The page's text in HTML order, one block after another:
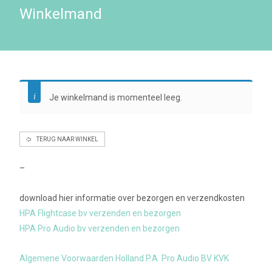
Winkelmand
Je winkelmand is momenteel leeg.
TERUG NAAR WINKEL
–
download hier informatie over bezorgen en verzendkosten
HPA Flightcase bv verzenden en bezorgen
HPA Pro Audio bv verzenden en bezorgen
Algemene Voorwaarden Holland P.A. Pro Audio BV KVK